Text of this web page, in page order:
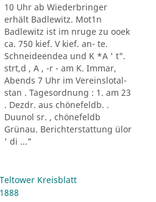
10 Uhr ab Wiederbringer
erhält Badlewitz. Mot1n
Badlewitz ist im nruge zu ooek
ca. 750 kief. V kief. an- te.
Schneideendea und K *A ' t".
strt,d , A , -r - am K. Immar,
Abends 7 Uhr im Vereinslotal-
stan . Tagesordnung : 1. am 23
. Dezdr. aus chönefeldb. .
Duunol sr. , chönefeldb
Grünau. Berichterstattung ülor
' di ..."
Teltower Kreisblatt
1888